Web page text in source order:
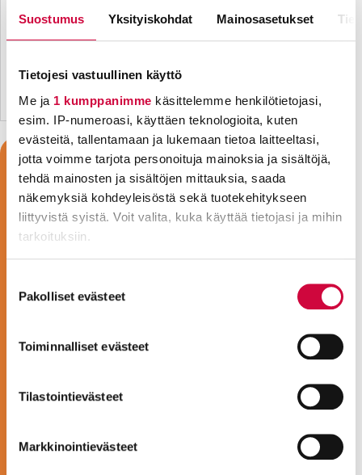
Suostumus Yksityiskohdat Mainosasetukset
Tietojesi vastuullinen käyttö
Me ja 1 kumppanimme käsittelemme henkilötietojasi,
esim. IP-numeroasi, käyttäen teknologioita, kuten
evästeitä, tallentamaan ja lukemaan tietoa laitteeltasi,
jotta voimme tarjota personoituja mainoksia ja sisältöjä,
tehdä mainosten ja sisältöjen mittauksia, saada
näkemyksiä kohdeyleisöstä sekä tuotekehitykseen
liittyvistä syistä. Voit valita, kuka käyttää tietojasi ja mihin
tarkoituksiin.
voit määrittää asetuksesi
. Voit muuttaa
parantavia, ja osaa käytetään tilastointi- tai
valinta
Pakolliset evästeet
Toiminnalliset evästeet
Tilastointievästeet
Markkinointievästeet